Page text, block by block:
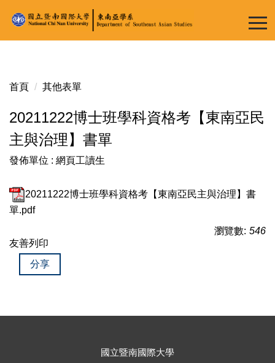
到
主
容
首頁 其他表單
20211222博士班學科資格考【東南亞民
主與治理】書單
發佈單位 : 網頁工讀生
20211222博士班學科資格考【東南亞民主與治理】書
單.pdf
瀏覽數: 546
友善列印
分享
國立暨南國際大學